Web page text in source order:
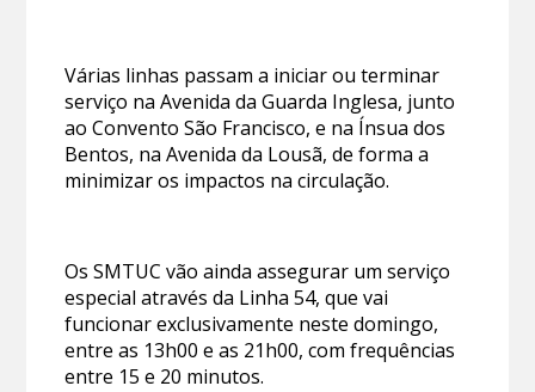
Várias linhas passam a iniciar ou terminar
serviço na Avenida da Guarda Inglesa, junto
ao Convento São Francisco, e na Ínsua dos
Bentos, na Avenida da Lousã, de forma a
minimizar os impactos na circulação.
Os SMTUC vão ainda assegurar um serviço
especial através da Linha 54, que vai
funcionar exclusivamente neste domingo,
entre as 13h00 e as 21h00, com frequências
entre 15 e 20 minutos.